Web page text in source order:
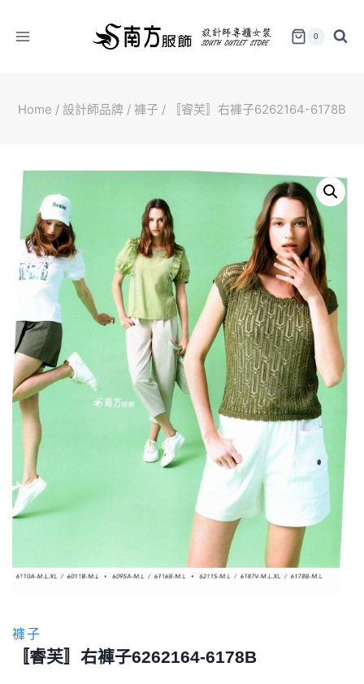
0
Home / 設計師品牌 / 褲子 / 〚睿芙〛右褲子6262164-6178B
褲子
〚睿芙〛右褲子6262164-6178B